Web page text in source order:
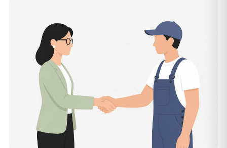
den genauen Festpreis nennt Ihnen der Partner nach
kurzer Beschreibung.
Werden Wohnungsauflösungen in Eckartsberga
teurer?
Seit 2020 verlief die Preisentwicklung in Eckartsberga
steigend (+12 %), mit dem bisherigen Höchststand im Jahr
2024. Eine Prognose lässt sich daraus nicht ableiten,
aber wer frühzeitig anfragt, sichert sich das aktuelle
Preisniveau als Festpreis — unabhängig von der weiteren
Marktentwicklung.
Warum liegt die Preisspanne zwischen 750 und
2.450 € in Eckartsberga?